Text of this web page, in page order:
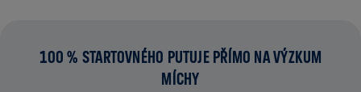
100 % STARTOVNÉHO PUTUJE PŘÍMO NA VÝZKUM
MÍCHY